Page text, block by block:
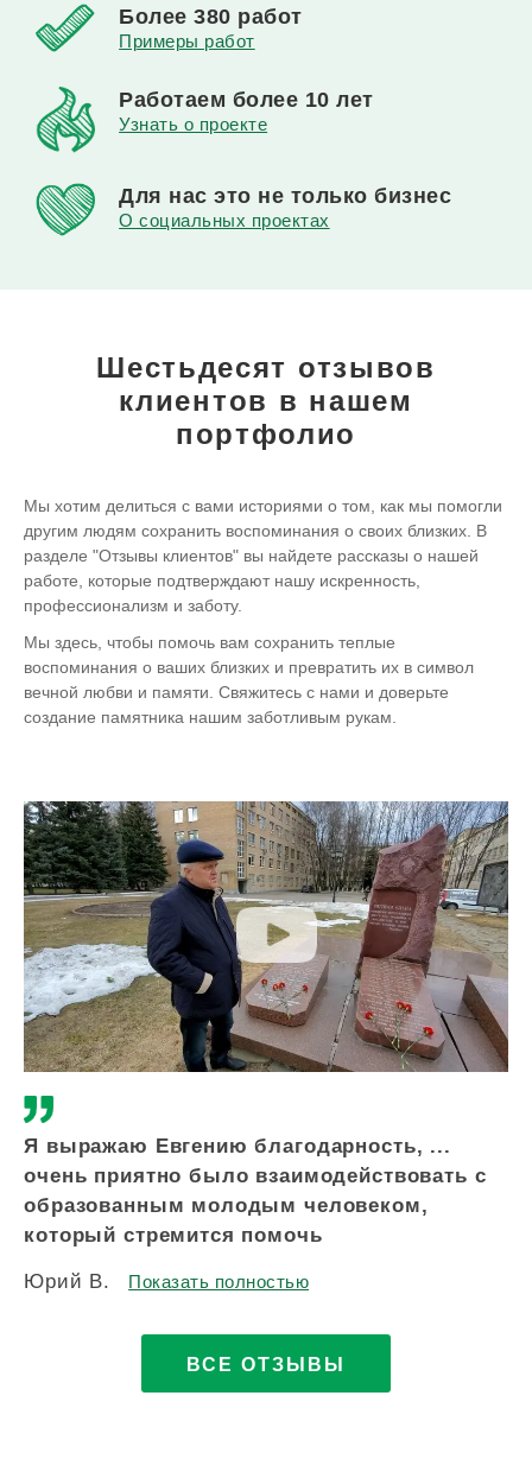
Более 380 работ
Примеры работ
Работаем более 10 лет
Узнать о проекте
Для нас это не только бизнес
О социальных проектах
Шестьдесят отзывов
клиентов в нашем
портфолио
Мы хотим делиться с вами историями о том, как мы помогли
другим людям сохранить воспоминания о своих близких. В
разделе "Отзывы клиентов" вы найдете рассказы о нашей
работе, которые подтверждают нашу искренность,
профессионализм и заботу.
Мы здесь, чтобы помочь вам сохранить теплые
воспоминания о ваших близких и превратить их в символ
вечной любви и памяти. Свяжитесь с нами и доверьте
создание памятника нашим заботливым рукам.
Я выражаю Евгению благодарность, ...
очень приятно было взаимодействовать с
образованным молодым человеком,
который стремится помочь
Юрий В. Показать полностью
ВСЕ ОТЗЫВЫ